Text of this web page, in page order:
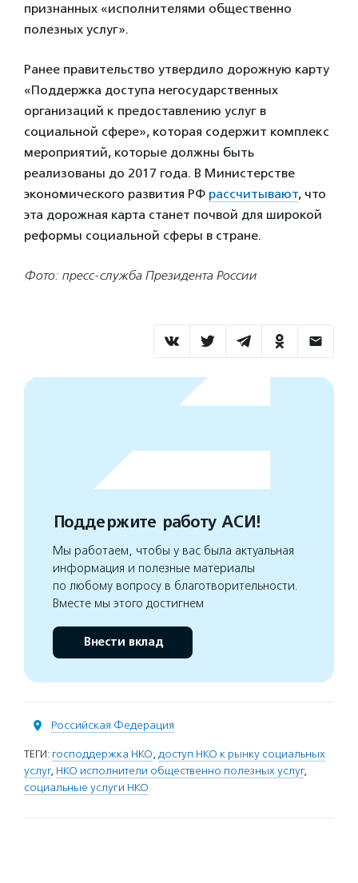
признанных «исполнителями общественно
полезных услуг».
Ранее правительство утвердило дорожную карту
«Поддержка доступа негосударственных
организаций к предоставлению услуг в
социальной сфере», которая содержит комплекс
мероприятий, которые должны быть
реализованы до 2017 года. В Министерстве
экономического развития РФ рассчитывают, что
эта дорожная карта станет почвой для широкой
реформы социальной сферы в стране.
Фото: пресс-служба Президента России
Поддержите работу АСИ!
Мы работаем, чтобы у вас была актуальная
информация и полезные материалы
по любому вопросу в благотворительности.
Вместе мы этого достигнем
Внести вклад
Российская Федерация
ТЕГИ: господдержка НКО, доступ НКО к рынку социальных
услуг, НКО исполнители общественно полезных услуг,
социальные услуги НКО